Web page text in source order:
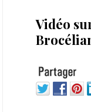
Vidéo